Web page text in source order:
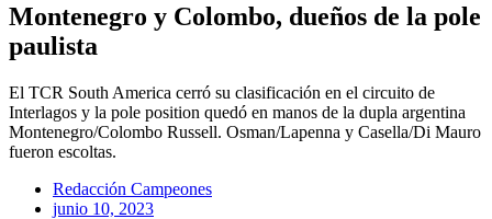
Montenegro y Colombo, dueños de la pole
paulista
El TCR South America cerró su clasificación en el circuito de
Interlagos y la pole position quedó en manos de la dupla argentina
Montenegro/Colombo Russell. Osman/Lapenna y Casella/Di Mauro
fueron escoltas.
Redacción Campeones
junio 10, 2023